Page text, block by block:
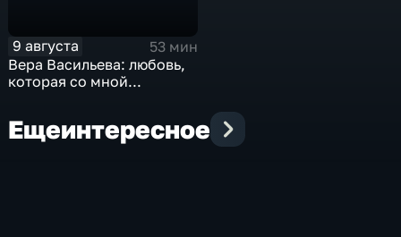
9 августа
53 мин
Вера Васильева: любовь,
которая со мной...
Ещеинтересное